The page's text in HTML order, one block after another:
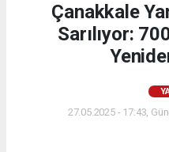
Çanakkale
Sarılıyor:
27.05.2025 - 17:43,